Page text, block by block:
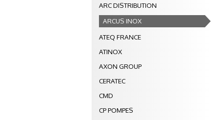
ARC DISTRIBUTION
ARCUS INOX
ATEQ FRANCE
ATINOX
AXON GROUP
CERATEC
CMD
CP POMPES